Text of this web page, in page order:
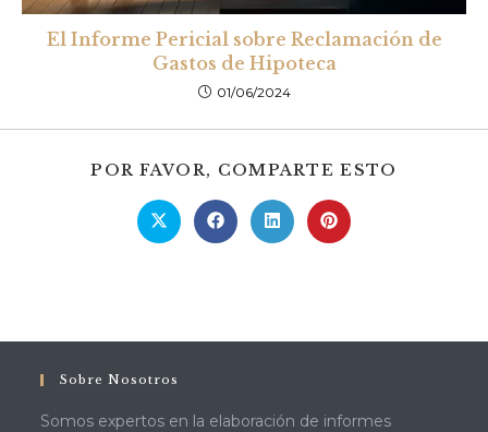
El Informe Pericial sobre Reclamación de
Gastos de Hipoteca
01/06/2024
POR FAVOR, COMPARTE ESTO
Se
abre
Se
abre
Se
abre
Se
abre
Sobre Nosotros
Somos expertos en la elaboración de informes